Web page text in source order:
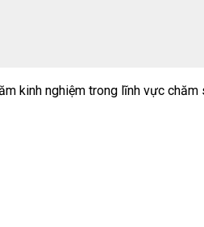
kinh nghiệm trong lĩnh vực